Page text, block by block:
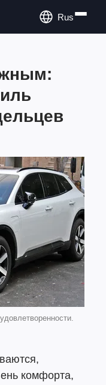
Rus
комфорта,